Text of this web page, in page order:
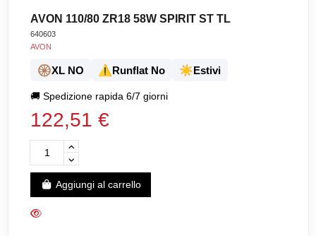
AVON 110/80 ZR18 58W SPIRIT ST TL
640603
AVON
🛞XL NO ⚠️Runflat No ☀️Estivi
🚚Spedizione rapida 6/7 giorni
122,51 €
Aggiungi al carrello